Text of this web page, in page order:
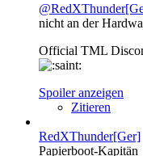
nicht an der
Official TML
Spoiler anzeigen
Zitieren
RedXThunder[Ger]
Papierboot-Kapitän